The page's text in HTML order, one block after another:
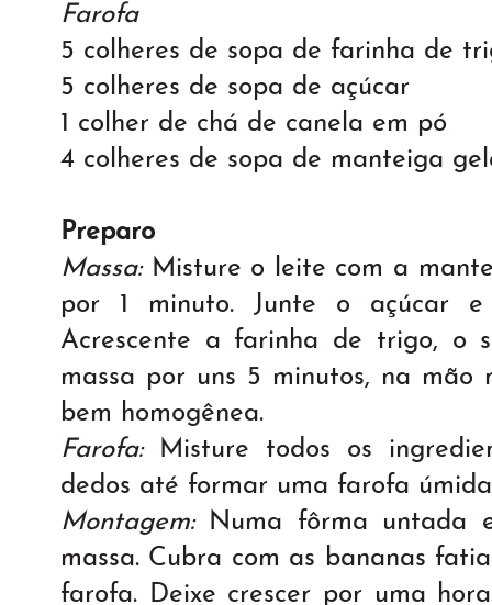
Farofa
5 colheres de sopa de farinha de
5 colheres de sopa de açúcar
1 colher de chá de canela em pó
4 colheres de sopa de manteiga
Preparo
Massa: Misture o leite com a
por 1 minuto. Junte o açúcar
Acrescente a farinha de trigo, o
massa por uns 5 minutos, na mão
bem homogênea.
Farofa:
Misture todos os
dedos até formar uma farofa
Montagem:Numa fôrma untada
massa. Cubra com as bananas
farofa. Deixe crescer por uma